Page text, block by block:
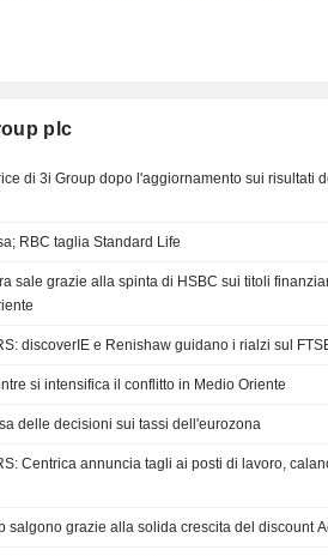
plc
di 3i Group dopo l'aggiornamento sui risultati
RBC taglia Standard Life
sale grazie alla spinta di HSBC sui titoli
discoverIE e Renishaw guidano i rialzi sul
si intensifica il conflitto in Medio Oriente
delle decisioni sui tassi dell'eurozona
Centrica annuncia tagli ai posti di lavoro,
salgono grazie alla solida crescita del discount